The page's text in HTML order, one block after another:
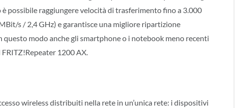
possibile raggiungere velocità di trasferimento fino a 3.000
s / 2,4 GHz) e garantisce una migliore ripartizione
questo modo anche gli smartphone o i notebook meno recenti
1200 AX.
wireless distribuiti nella rete in un’unica rete: i dispositivi